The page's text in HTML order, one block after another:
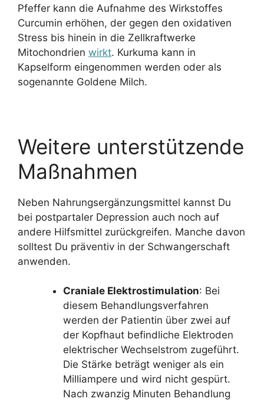
Pfeffer kann die Aufnahme des Wirkstoffes
Curcumin erhöhen, der gegen den oxidativen
Stress bis hinein in die Zellkraftwerke
Mitochondrien wirkt. Kurkuma kann in
Kapselform eingenommen werden oder als
sogenannte Goldene Milch.
Weitere unterstützende
Maßnahmen
Neben Nahrungsergänzungsmittel kannst Du
bei postpartaler Depression auch noch auf
andere Hilfsmittel zurückgreifen. Manche davon
solltest Du präventiv in der Schwangerschaft
anwenden.
Craniale Elektrostimulation: Bei
diesem Behandlungsverfahren
werden der Patientin über zwei auf
der Kopfhaut befindliche Elektroden
elektrischer Wechselstrom zugeführt.
Die Stärke beträgt weniger als ein
Milliampere und wird nicht gespürt.
Nach zwanzig Minuten Behandlung